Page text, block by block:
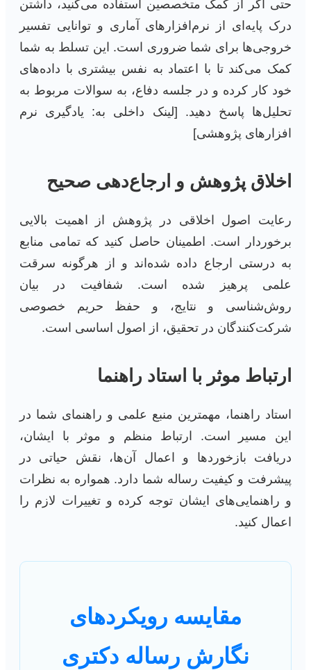
حتی اگر از کمک متخصصین استفاده می‌کنید، داشتن
درک پایه‌ای از نرم‌افزارهای آماری و توانایی تفسیر
خروجی‌ها برای شما ضروری است. این تسلط به شما
کمک می‌کند تا با اعتماد به نفس بیشتری با داده‌های
خود کار کرده و در جلسه دفاع، به سوالات مربوط به
تحلیل‌ها پاسخ دهید. [لینک داخلی به: یادگیری نرم
افزارهای پژوهشی]
اخلاق پژوهش و ارجاع‌دهی صحیح
رعایت اصول اخلاقی در پژوهش از اهمیت بالایی
برخوردار است. اطمینان حاصل کنید که تمامی منابع
به درستی ارجاع داده شده‌اند و از هرگونه سرقت
علمی پرهیز شده است. شفافیت در بیان
روش‌شناسی و نتایج، و حفظ حریم خصوصی
شرکت‌کنندگان در تحقیق، از اصول اساسی است.
ارتباط موثر با استاد راهنما
استاد راهنما، مهمترین منبع علمی و راهنمای شما در
این مسیر است. ارتباط منظم و موثر با ایشان،
دریافت بازخوردها و اعمال آن‌ها، نقش حیاتی در
پیشرفت و کیفیت رساله شما دارد. همواره به نظرات
و راهنمایی‌های ایشان توجه کرده و تغییرات لازم را
اعمال کنید.
مقایسه رویکردهای
نگارش رساله دکتری